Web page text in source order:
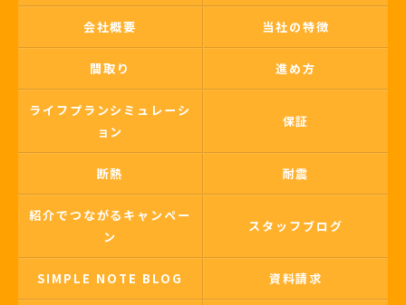
会社概要 当社の特徴
間取り 進め方
ライフプランシミュレーシ
ョン
保証
断熱 耐震
紹介でつながるキャンペー
ン
スタッフブログ
SIMPLE NOTE BLOG 資料請求